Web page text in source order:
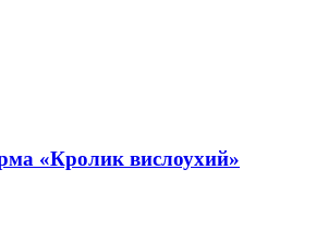
«Кролик вислоухий»